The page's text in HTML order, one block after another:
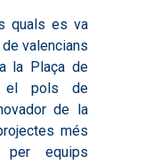
quals es va
valencians
la Plaça de
el pols de
de la
més
per equips